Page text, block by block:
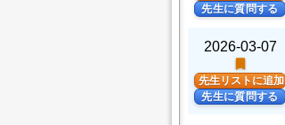
先生に質問する
2026-03-07
turned_in
先生リストに追加
先生に質問する